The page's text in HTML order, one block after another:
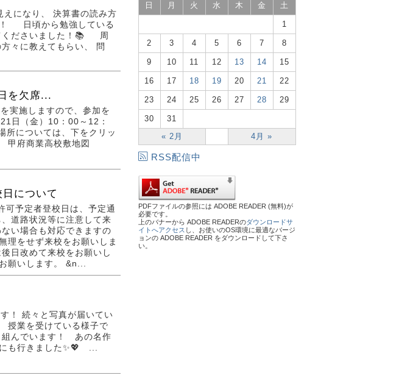
えになり、 決算書の読み方
！ 日頃から勉強している
くださいました！📚 周
々に教えてもらい、 問
を欠席...
実施しますので、参加を
日（金）10：00～12：
については、下をクリッ
甲府商業高校敷地図
について
可予定者登校日は、予定通
道路状況等に注意して来
い場合も対応できますの
理をせず来校をお願いしま
日改めて来校をお願いし
願いします。 &n...
！ 続々と写真が届いてい
業を受けている様子で
組んでいます！ あの名作
も行きました✨💖 ...
日 月 火 水 木 金 土
« 2月 4月 »
1
2 3 4 5 6 7 8
9 10 11 12 13 14 15
16 17 18 19 20 21 22
23 24 25 26 27 28 29
30 31
RSS配信中
PDFファイルの参照には ADOBE READER (無料)が
必要です。
上のバナーから ADOBE READERのダウンロードサ
イトへアクセス し、お使いのOS環境に最適なバージ
ョンの ADOBE READER をダウンロードして下さ
い。